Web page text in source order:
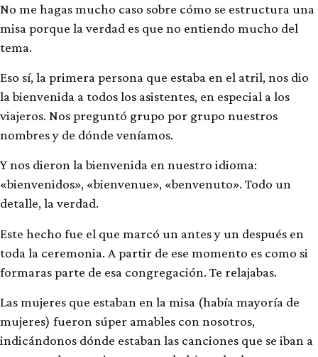
No me hagas mucho caso sobre cómo se estructura una
misa porque la verdad es que no entiendo mucho del
tema.
Eso sí, la primera persona que estaba en el atril, nos dio
la bienvenida a todos los asistentes, en especial a los
viajeros. Nos preguntó grupo por grupo nuestros
nombres y de dónde veníamos.
Y nos dieron la bienvenida en nuestro idioma:
«bienvenidos», «bienvenue», «benvenuto». Todo un
detalle, la verdad.
Este hecho fue el que marcó un antes y un después en
toda la ceremonia. A partir de ese momento es como si
formaras parte de esa congregación. Te relajabas.
Las mujeres que estaban en la misa (había mayoría de
mujeres) fueron súper amables con nosotros,
indicándonos dónde estaban las canciones que se iban a